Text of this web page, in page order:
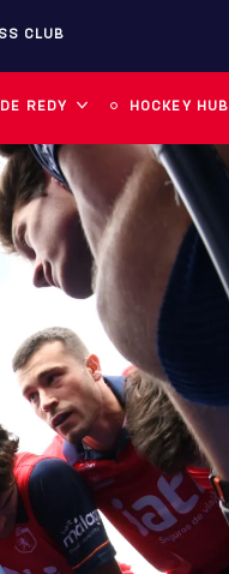
CLUB
REDY HOCKEY HUB